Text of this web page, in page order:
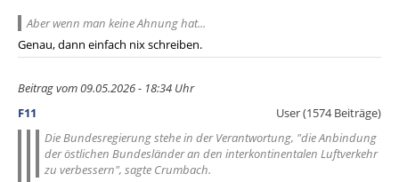
Aber wenn man keine Ahnung hat...
Genau, dann einfach nix schreiben.
Beitrag vom 09.05.2026 - 18:34 Uhr
F11
User (1574 Beiträge)
Die Bundesregierung stehe in der Verantwortung, "die Anbindung
der östlichen Bundesländer an den interkontinentalen Luftverkehr
zu verbessern", sagte Crumbach.